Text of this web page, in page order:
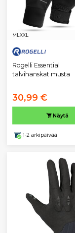
ML XXL
Rogelli Essential
talvihanskat musta
30,99 €
Näytä
1-2 arkipäivää